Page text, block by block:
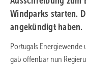
Windparks starten.
angekündigt haben.
Portugals Energiewende
gab offenbar nun